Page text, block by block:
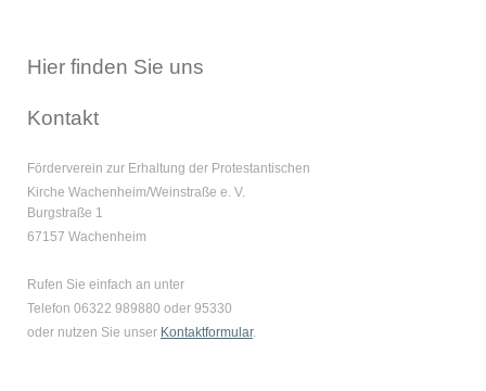
Hier finden Sie uns
Kontakt
Förderverein zur Erhaltung der Protestantischen
Kirche Wachenheim/Weinstraße e. V.
Burgstraße 1
67157 Wachenheim
Rufen Sie einfach an unter
Telefon 06322 989880 oder 95330
oder nutzen Sie unser Kontaktformular.